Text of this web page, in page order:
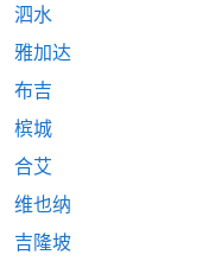
泗水
雅加达
布吉
槟城
合艾
维也纳
吉隆坡